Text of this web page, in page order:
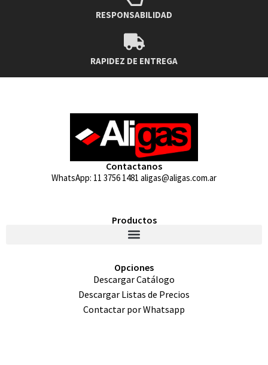
RESPONSABILIDAD
RAPIDEZ DE ENTREGA
Contactanos
WhatsApp: 11 3756 1481 aligas@aligas.com.ar
Productos
Opciones
Descargar Catálogo
Descargar Listas de Precios
Contactar por Whatsapp